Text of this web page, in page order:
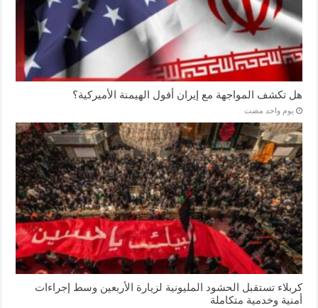
هل تكشف المواجهة مع إيران أفول الهيمنة الأميركية؟
‏يوم واحد مضت
كربلاء تستقبل الحشود المليونية لزيارة الأربعين وسط إجراءات
أمنية وخدمية متكاملة